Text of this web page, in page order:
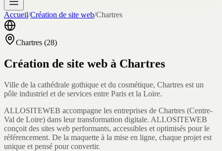
Accueil/Création de site web/Chartres
Chartres (28)
Création de site web à Chartres
Ville de la cathédrale gothique et du cosmétique, Chartres est un
pôle industriel et de services entre Paris et la Loire.
ALLOSITEWEB accompagne les entreprises de Chartres (Centre-
Val de Loire) dans leur transformation digitale. ALLOSITEWEB
conçoit des sites web performants, accessibles et optimisés pour le
référencement. De la maquette à la mise en ligne, chaque projet est
unique et pensé pour convertir.